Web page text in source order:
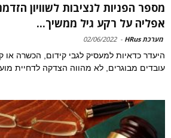
מספר הפניות לנציבות לשוויון
אפליה על רקע גיל ממשיך...
מערכת HRus -
02/06/2022
היעדר כדאיות למעסיק לגבי קידום, הכשרה או
עובדים מבוגרים, לא מהווה הצדקה לדחיית